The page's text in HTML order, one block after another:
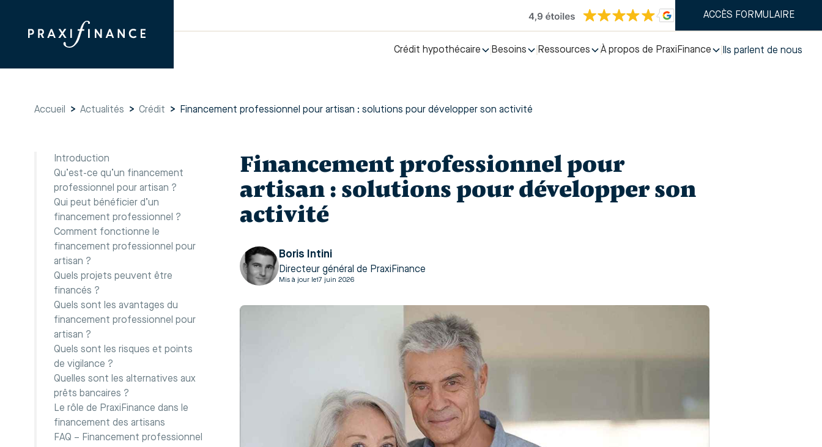
ACCÈS FORMULAIRE
Crédit hypothécaire Besoins Ressources À propos de PraxiFinance Ils parlent de nous
Accueil > Actualités > Crédit > Financement professionnel pour artisan : solutions pour développer son activité
Introduction
Qu’est-ce qu’un financement
professionnel pour artisan ?
Qui peut bénéficier d’un
financement professionnel ?
Comment fonctionne le
financement professionnel pour
artisan ?
Quels projets peuvent être
financés ?
Quels sont les avantages du
financement professionnel pour
artisan ?
Quels sont les risques et points
de vigilance ?
Quelles sont les alternatives aux
prêts bancaires ?
Le rôle de PraxiFinance dans le
financement des artisans
FAQ – Financement professionnel
Financement professionnel pour
artisan : solutions pour développer son
activité
Boris Intini
Directeur général de PraxiFinance
Mis à jour le17 juin 2026